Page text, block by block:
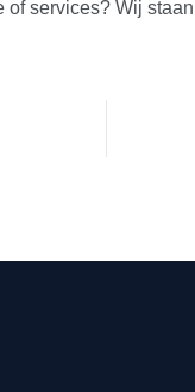
services? Wij